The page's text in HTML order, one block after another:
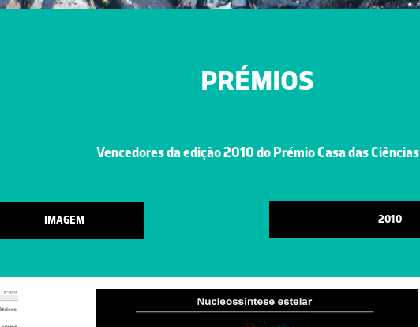
PRÉMIOS
Vencedores da edição 2010 do Prémio Casa das Ciências
IMAGEM 2010